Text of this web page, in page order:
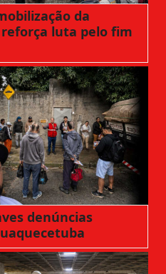
da
luta pelo fim
denúncias